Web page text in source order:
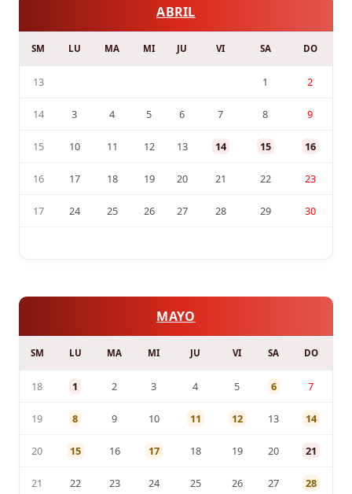
ABRIL
SM LU MA MI JU VI SA DO
13 1 2
14 3 4 5 6 7 8 9
15 10 11 12 13 14 15 16
16 17 18 19 20 21 22 23
17 24 25 26 27 28 29 30
MAYO
SM LU MA MI JU VI SA DO
18 1 2 3 4 5 6 7
19 8 9 10 11 12 13 14
20 15 16 17 18 19 20 21
21 22 23 24 25 26 27 28